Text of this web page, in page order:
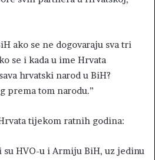
ako se ne dogovaraju sva tri
se i kada u ime Hrvata
hrvatski narod u BiH?
prema tom narodu.”
tijekom ratnih godina:
HVO-u i Armiju BiH, uz jedinu